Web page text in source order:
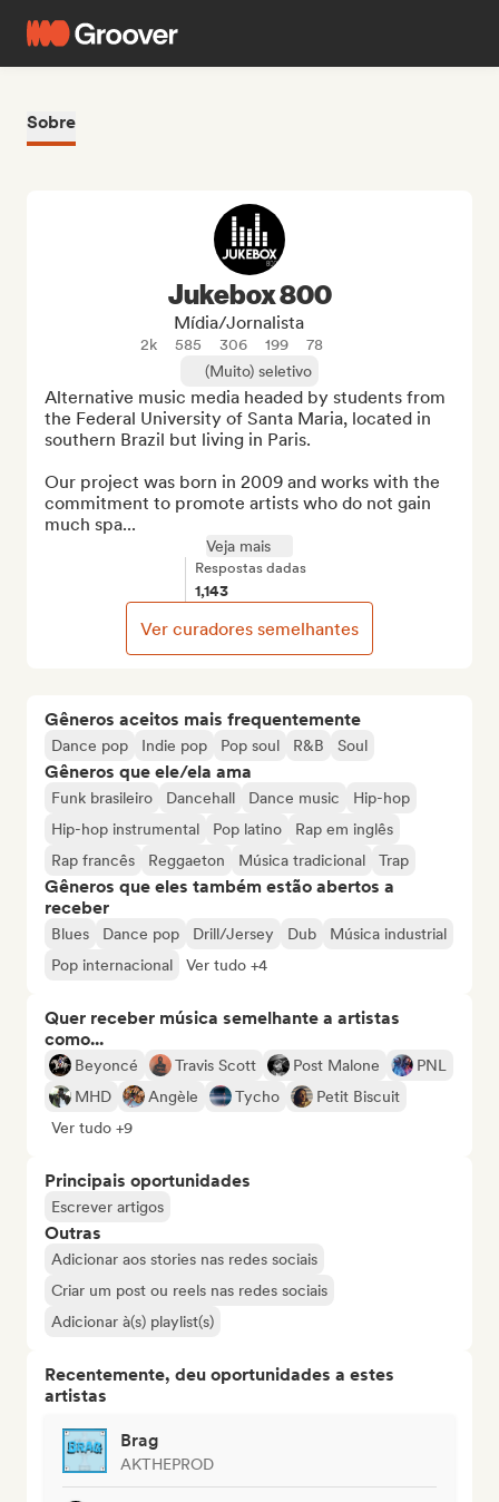
Sobre
Gêneros aceitos mais frequentemente
Dance pop Indie pop Pop soul R&B Soul
Gêneros que ele/ela ama
Funk brasileiro Dancehall Dance music
Hip-hop
Hip-hop instrumental
Pop latino
Rap em inglês
Rap francês
Reggaeton Música tradicional Trap
Gêneros que eles também estão abertos a
receber
Blues Dance pop Drill/Jersey Dub
Música industrial
Pop internacional
Ver tudo +4
Quer receber música semelhante a artistas
como...
Beyoncé Travis Scott Post Malone
PNL
MHD
Angèle Tycho
Petit Biscuit
Ver tudo +9
Principais oportunidades
Escrever artigos
Outras
Adicionar aos stories nas redes sociais
Criar um post ou reels nas redes sociais
Adicionar à(s) playlist(s)
Recentemente, deu oportunidades a estes
artistas
Brag
AKTHEPROD
Jukebox 800
Mídia/Jornalista
2k 585 306 199
78
(Muito) seletivo
Alternative music media headed by students from
the Federal University of Santa Maria, located in
southern Brazil but living in Paris.
Our project was born in 2009 and works with the
commitment to promote artists who do not gain
much spa...
Veja mais
Respostas dadas
1,143
Ver curadores semelhantes